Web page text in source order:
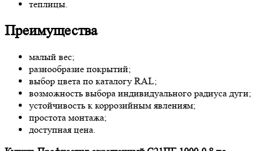
теплицы.
Преимущества
малый вес;
разнообразие покрытий;
выбор цвета по каталогу RAL;
возможность выбора индивидуального радиуса дуги;
устойчивость к коррозийным явлениям;
простота монтажа;
доступная цена.